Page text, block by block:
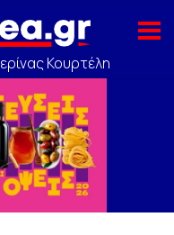
Κουρτέλη